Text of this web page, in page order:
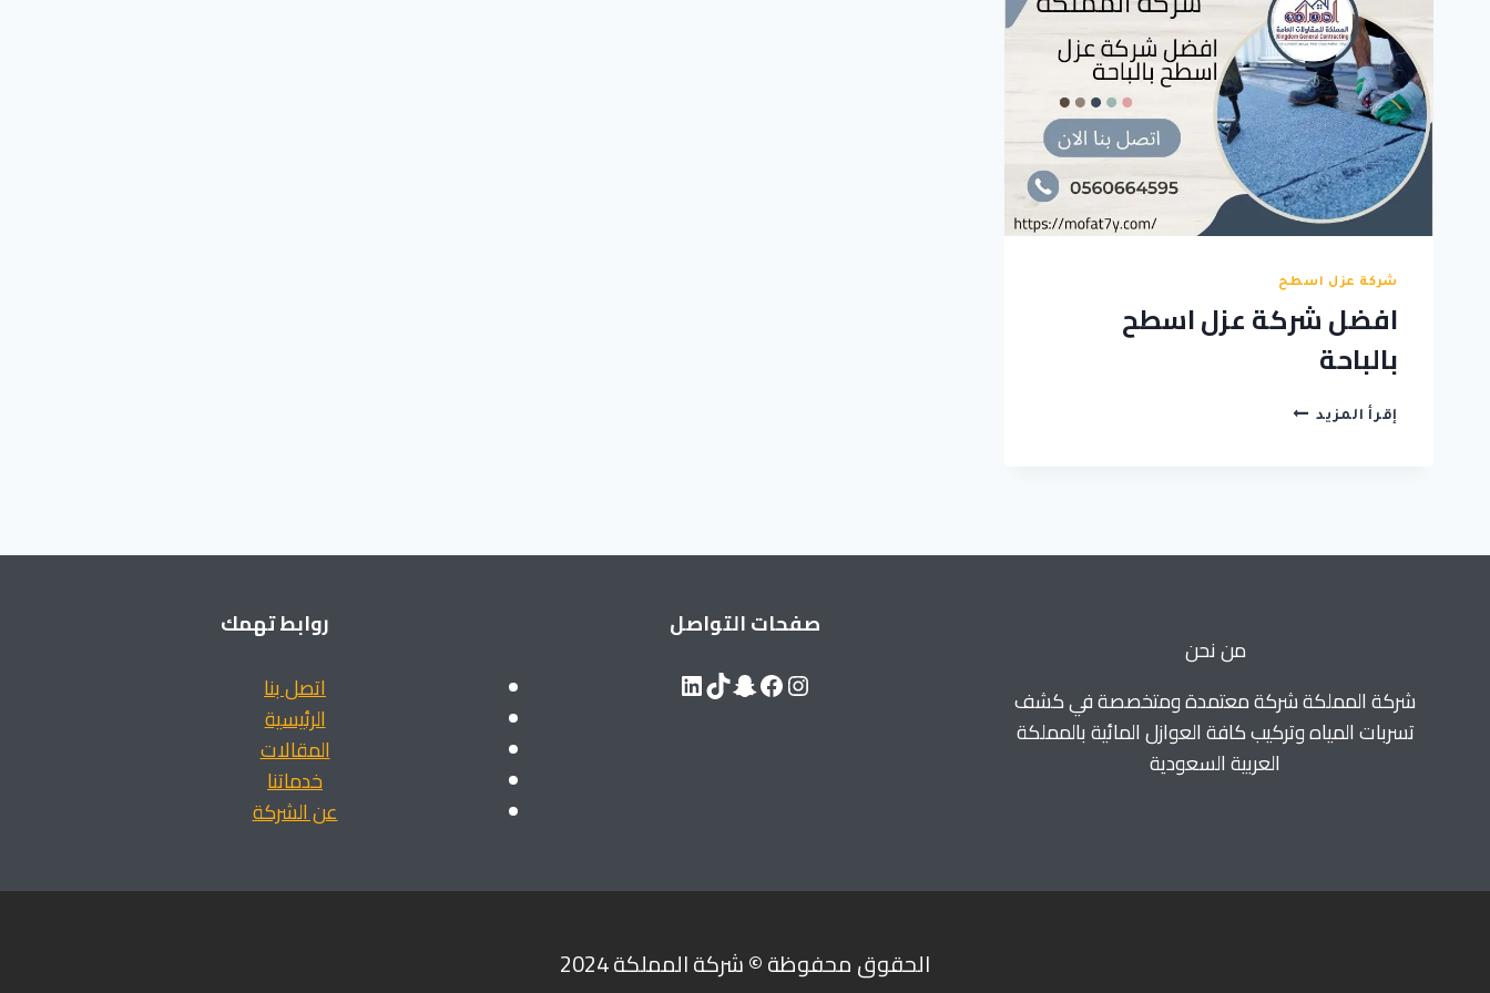
شركة عزل اسطح
افضل شركة عزل اسطح
بالباحة
إقرأ المزيد افضل
من نحن
شركة المملكة شركة معتمدة ومتخصصة في كشف
تسربات المياه وتركيب كافة العوازل المائية بالمملكة
العربية السعودية
صفحات التواصل
Instagram
Facebook
Snapchat
TikTok
LinkedIn
روابط تهمك
اتصل بنا
الرئيسية
المقالات
خدماتنا
عن الشركة
الحقوق محفوظة©شركة المملكة 2024